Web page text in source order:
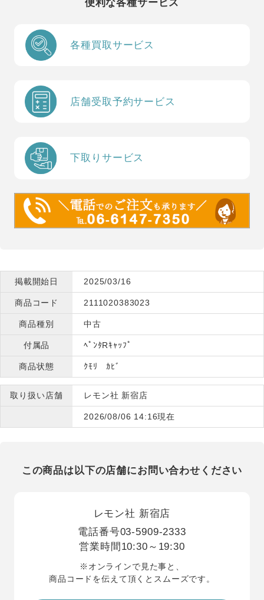
便利な各種サービス
各種買取サービス
店舗受取予約サービス
下取りサービス
掲載開始日 2025/03/16
商品コード 2111020383023
商品種別 中古
付属品 ﾍﾟﾝﾀRｷｬｯﾌﾟ
商品状態 ｸﾓﾘ ｶﾋﾞ
取り扱い店舗 レモン社 新宿店
2026/08/06 14:16現在
この商品は以下の店舗にお問い合わせください
レモン社 新宿店
電話番号03-5909-2333
営業時間 10:30～19:30
※オンラインで見た事と、
商品コードを伝えて頂くとスムーズです。